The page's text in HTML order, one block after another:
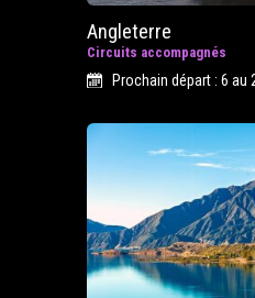
Angleterre
Circuits accompagnés
Prochain départ : 6 au